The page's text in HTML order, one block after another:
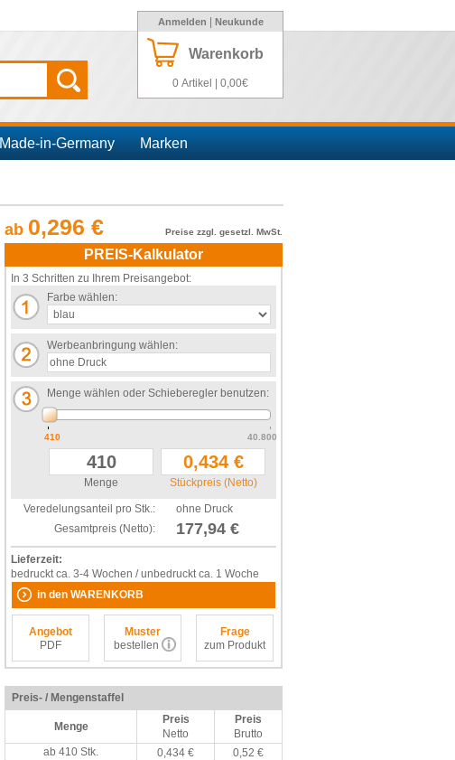
Anmelden Neukunde
Warenkorb
0 Artikel | 0,00€
Made-in-Germany Marken
Preise zzgl. gesetzl. MwSt.
ab 0,296 €
PREIS-Kalkulator
In 3 Schritten zu Ihrem Preisangebot:
Farbe wählen:
Werbeanbringung wählen:
Menge wählen oder Schieberegler benutzen:
410 40.800
Menge Stückpreis (Netto)
Veredelungsanteil pro Stk.:
ohne Druck
Gesamtpreis (Netto):
177,94 €
Lieferzeit:
bedruckt ca. 3-4 Wochen / unbedruckt ca. 1 Woche
in den WARENKORB
Angebot
PDF
Muster
bestellen
Frage
zum Produkt
Preis- / Mengenstaffel
Menge
Preis
Netto
Preis
Brutto
ab 410 Stk.
0,434 €
0,52 €